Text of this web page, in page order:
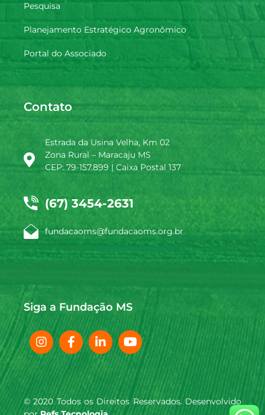
Pesquisa
Planejamento Estratégico Agronômico
Portal do Associado
Contato
Estrada da Usina Velha, Km 02
Zona Rural – Maracaju MS
CEP: 79-157.899 | Caixa Postal 137
(67) 3454-2631
fundacaoms@fundacaoms.org.br
Siga a Fundação MS
© 2020 Todos os Direitos Reservados. Desenvolvido